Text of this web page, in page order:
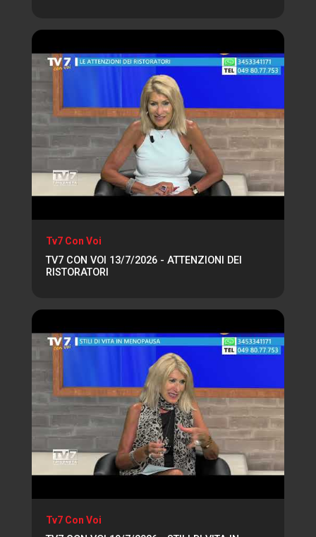
Tv7 Con Voi
TV7 CON VOI 13/7/2026 - ATTENZIONI DEI
RISTORATORI
Tv7 Con Voi